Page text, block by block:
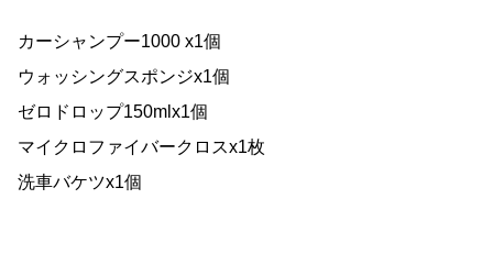
カーシャンプー1000 x1個
ウォッシングスポンジx1個
ゼロドロップ150mlx1個
マイクロファイバークロスx1枚
洗車バケツx1個